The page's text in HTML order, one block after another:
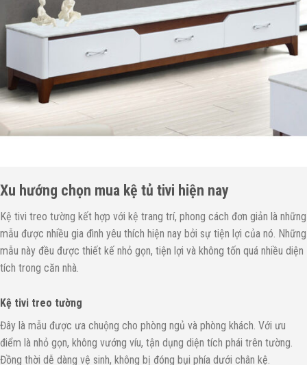
Xu hướng chọn mua kệ tủ tivi hiện nay
Kệ tivi treo tường kết hợp với kệ trang trí, phong cách đơn giản là những
mẫu được nhiều gia đình yêu thích hiện nay bởi sự tiện lợi của nó. Những
mẫu này đều được thiết kế nhỏ gọn, tiện lợi và không tốn quá nhiều diện
tích trong căn nhà.
Kệ tivi treo tường
Đây là mẫu được ưa chuộng cho phòng ngủ và phòng khách. Với ưu
điểm là nhỏ gọn, không vướng víu, tận dụng diện tích phái trên tường.
Đồng thời dễ dàng vệ sinh, không bị đóng bụi phía dưới chân kệ.